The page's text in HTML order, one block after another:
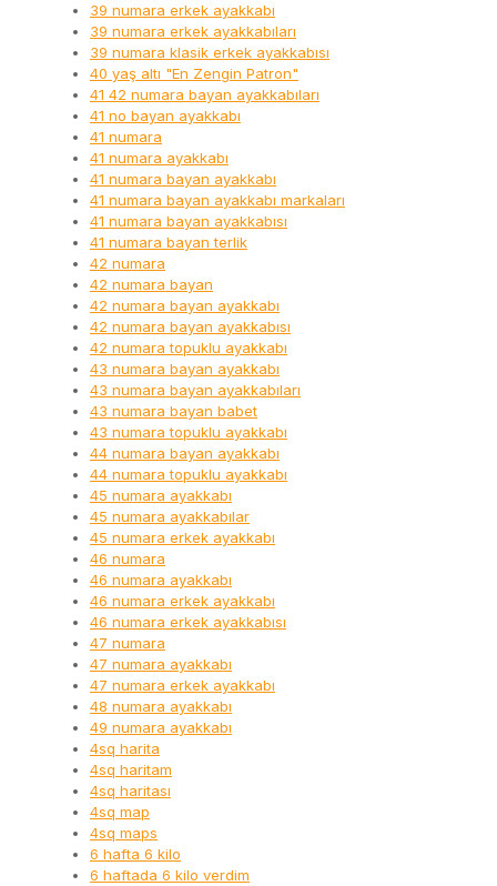
39 numara erkek ayakkabı
39 numara erkek ayakkabıları
39 numara klasik erkek ayakkabısı
40 yaş altı "En Zengin Patron"
41 42 numara bayan ayakkabıları
41 no bayan ayakkabı
41 numara
41 numara ayakkabı
41 numara bayan ayakkabı
41 numara bayan ayakkabı markaları
41 numara bayan ayakkabısı
41 numara bayan terlik
42 numara
42 numara bayan
42 numara bayan ayakkabı
42 numara bayan ayakkabısı
42 numara topuklu ayakkabı
43 numara bayan ayakkabı
43 numara bayan ayakkabıları
43 numara bayan babet
43 numara topuklu ayakkabı
44 numara bayan ayakkabı
44 numara topuklu ayakkabı
45 numara ayakkabı
45 numara ayakkabılar
45 numara erkek ayakkabı
46 numara
46 numara ayakkabı
46 numara erkek ayakkabı
46 numara erkek ayakkabısı
47 numara
47 numara ayakkabı
47 numara erkek ayakkabı
48 numara ayakkabı
49 numara ayakkabı
4sq harita
4sq haritam
4sq haritası
4sq map
4sq maps
6 hafta 6 kilo
6 haftada 6 kilo verdim